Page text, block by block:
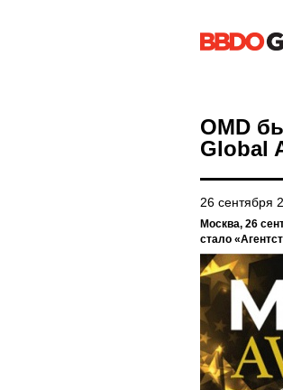
OMD
Global
26 сентября
Москва, 26
стало